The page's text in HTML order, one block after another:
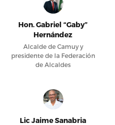
Hon. Gabriel “Gaby”
Hernández
Alcalde de Camuy y
presidente de la Federación
de Alcaldes
Lic Jaime Sanabria